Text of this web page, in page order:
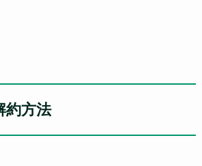
約方法